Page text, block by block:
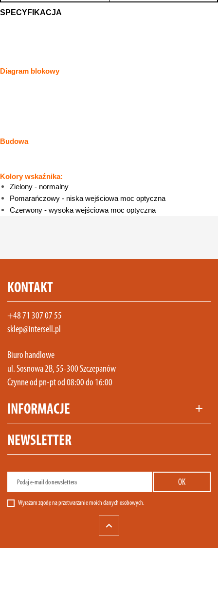
SPECYFIKACJA
Diagram blokowy
Budowa
Kolory wskaźnika:
Zielony - normalny
Pomarańczowy - niska wejściowa moc optyczna
Czerwony - wysoka wejściowa moc optyczna
KONTAKT
+48 71 307 07 55
sklep@intersell.pl
Biuro handlowe
ul. Sosnowa 2B, 55-300 Szczepanów
Czynne od pn-pt od 08:00 do 16:00
INFORMACJE add
NEWSLETTER
Wyrażam zgodę na przetwarzanie moich danych osobowych.
keyboard_arrow_up